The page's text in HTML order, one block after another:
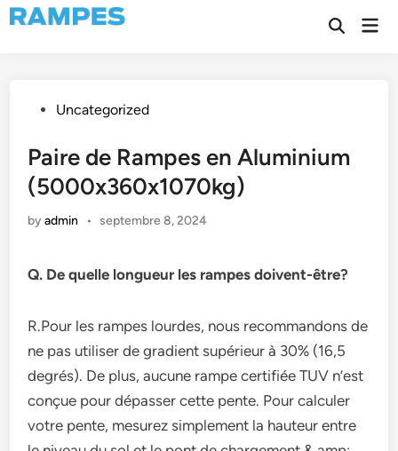
Skip
to
Open
PostedUncategorized
Paire de Rampes en Aluminium
(5000x360x1070kg)
byadmin • septembre 8, 2024
Q. De quelle longueur les rampes doivent-être?
R.Pour les rampes lourdes, nous recommandons de
ne pas utiliser de gradient supérieur à 30% (16,5
degrés). De plus, aucune rampe certifiée TUV n’est
conçue pour dépasser cette pente. Pour calculer
votre pente, mesurez simplement la hauteur entre